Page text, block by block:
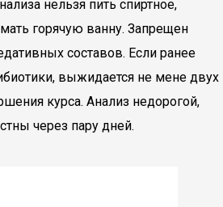
нельзя пить спиртное,
горячую ванну. Запрещен
составов. Если ранее
выжидается не мене двух
курса. Анализ недорогой,
через пару дней.